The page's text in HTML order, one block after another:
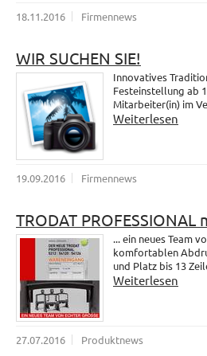
18.11.2016 Firmennews
WIR SUCHEN SIE!
Innovatives
Festeinstellung ab
Mitarbeiter(in) im
Weiterlesen
19.09.2016 Firmennews
TRODAT
... ein neues Team
komfortablen
und Platz bis 13
Weiterlesen
27.07.2016 Produktnews